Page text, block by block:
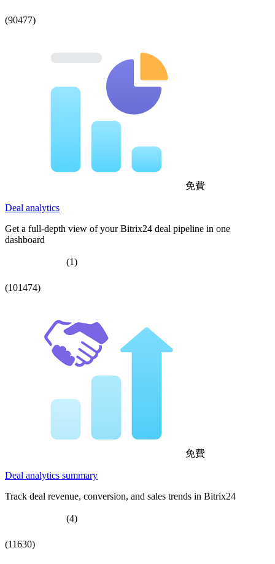
(90477)
免費
Deal analytics
Get a full-depth view of your Bitrix24 deal pipeline in one
dashboard
(1)
(101474)
免費
Deal analytics summary
Track deal revenue, conversion, and sales trends in Bitrix24
(4)
(11630)